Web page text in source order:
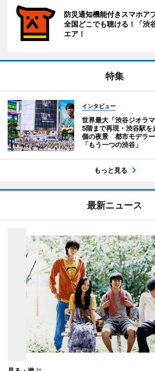
防災通知機能付きスマホア
全国どこでも聴ける！「渋
エア！
特集
インタビュー
世界最大「渋谷ジオラ
5階まで再現・渋谷駅
個の夜景 都市モデラ
「もう一つの渋谷」
もっと見る
最新ニュース